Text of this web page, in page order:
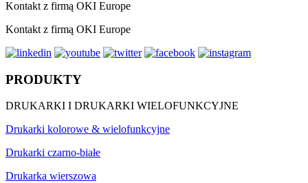
Kontakt z firmą OKI Europe
Kontakt z firmą OKI Europe
PRODUKTY
DRUKARKI I DRUKARKI WIELOFUNKCYJNE
Drukarki kolorowe & wielofunkcyjne
Drukarki czarno-białe
Drukarka wierszowa